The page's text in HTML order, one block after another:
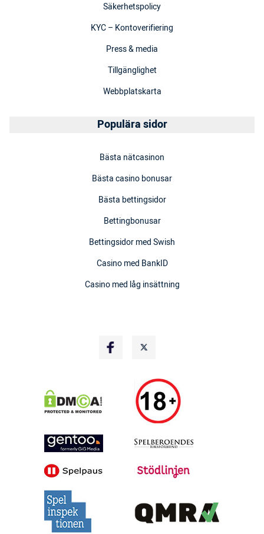
Säkerhetspolicy
KYC – Kontoverifiering
Press & media
Tillgänglighet
Webbplatskarta
Populära sidor
Bästa nätcasinon
Bästa casino bonusar
Bästa bettingsidor
Bettingbonusar
Bettingsidor med Swish
Casino med BankID
Casino med låg insättning